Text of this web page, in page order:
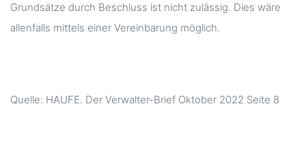
Grundsätze durch Beschluss ist nicht zulässig. Dies wäre
allenfalls mittels einer Vereinbarung möglich.
Quelle: HAUFE. Der Verwalter-Brief Oktober 2022 Seite 8